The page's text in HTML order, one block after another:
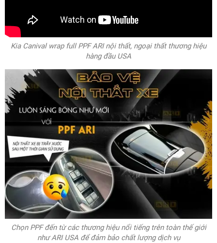
Kia Canival wrap full PPF ARI nội thất, ngoại thất thương hiệu
hàng đầu USA
Chọn PPF đến từ các thương hiệu nổi tiếng trên toàn thế giới
như ARI USA để đảm bảo chất lượng dịch vụ